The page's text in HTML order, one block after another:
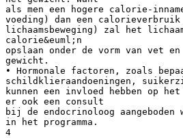
als men een hogere calorie-
voeding) dan een
lichaamsbeweging) zal het
calorie&euml;n
opslaan onder de vorm van vet
gewicht.
• Hormonale factoren, zoals
schildklieraandoeningen,
kunnen een invloed hebben op
er ook een consult
bij de endocrinoloog
in het programma.
4